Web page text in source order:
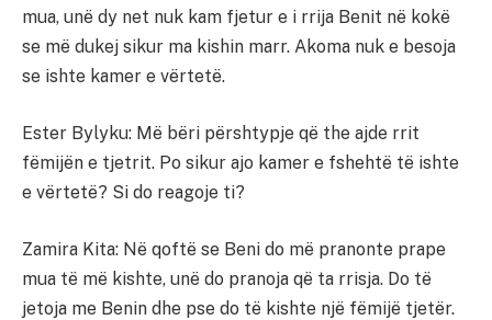
mua, unë dy net nuk kam fjetur e i rrija Benit në kokë
se më dukej sikur ma kishin marr. Akoma nuk e besoja
se ishte kamer e vërtetë.
Ester Bylyku: Më bëri përshtypje që the ajde rrit
fëmijën e tjetrit. Po sikur ajo kamer e fshehtë të ishte
e vërtetë? Si do reagoje ti?
Zamira Kita: Në qoftë se Beni do më pranonte prape
mua të më kishte, unë do pranoja që ta rrisja. Do të
jetoja me Benin dhe pse do të kishte një fëmijë tjetër.